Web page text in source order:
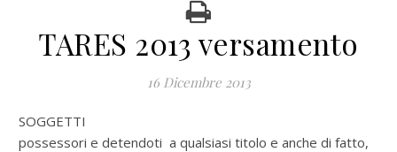
TARES 2013 versamento
16 Dicembre 2013
SOGGETTI
possessori e detendoti a qualsiasi titolo e anche di fatto,